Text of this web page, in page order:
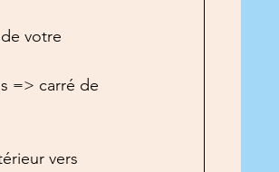
votre
=> carré de
vers